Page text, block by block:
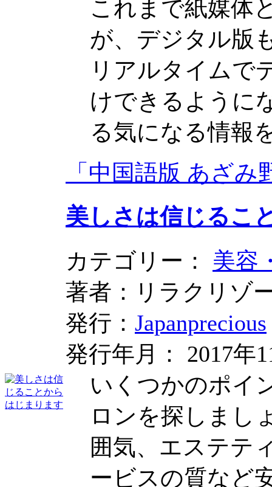
これまで紙媒体
が、デジタル版
リアルタイムで
けできるように
る気になる情報
「中国語版 あざ
美しさは信じるこ
カテゴリー： 美容
著者：リラクリゾ
発行： Japanprecious
発行年月： 2017年
いくつかのポイ
ロンを探しまし
囲気、エステテ
ービスの質など